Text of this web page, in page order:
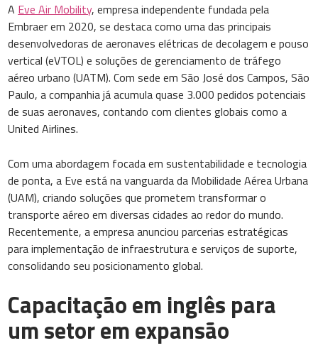
A Eve Air Mobility, empresa independente fundada pela
Embraer em 2020, se destaca como uma das principais
desenvolvedoras de aeronaves elétricas de decolagem e pouso
vertical (eVTOL) e soluções de gerenciamento de tráfego
aéreo urbano (UATM). Com sede em São José dos Campos, São
Paulo, a companhia já acumula quase 3.000 pedidos potenciais
de suas aeronaves, contando com clientes globais como a
United Airlines.
Com uma abordagem focada em sustentabilidade e tecnologia
de ponta, a Eve está na vanguarda da Mobilidade Aérea Urbana
(UAM), criando soluções que prometem transformar o
transporte aéreo em diversas cidades ao redor do mundo.
Recentemente, a empresa anunciou parcerias estratégicas
para implementação de infraestrutura e serviços de suporte,
consolidando seu posicionamento global.
Capacitação em inglês para
um setor em expansão